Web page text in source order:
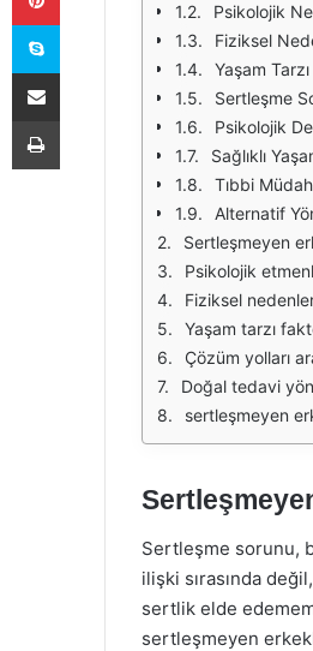
Psikolojik
Fiziksel
Yaşam
Sertleşme
Psikolojik
Sağlıklı
Tıbbi
Alternatif
Sertleşmeyen erkek sorunu, birçok erkeğin yaşamında karşılaştığı
Psikolojik etmenler, sertleşmeme sorunlarının en yaygın
Fiziksel nedenler de sertleşme sorunlarının önemli bir
Yaşam tarzı faktörleri de sertleşme sorunlarını etkileyen
Çözüm yolları arasında, yaşam tarzı değişiklikleri,
Doğal tedavi yöntemleri de sertleşme sorunlarının
sertleşmeyen erkek sorununun nedenleri çok çeşitli
Sertleşme sorunu,
ilişki sırasında
sertlik elde
sertleşmeyen
Skype
E-Posta ile paylaş